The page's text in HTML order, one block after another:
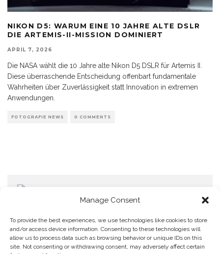
Manage Consent
To provide the best experiences, we use technologies like cookies to store
and/or access device information. Consenting to these technologies will
allow us to process data such as browsing behavior or unique IDs on this
site. Not consenting or withdrawing consent, may adversely affect certain
NIKON D5: WARUM EINE 10 JAHRE ALTE DSLR
DIE ARTEMIS-II-MISSION DOMINIERT
APRIL 7, 2026
Die NASA wählt die 10 Jahre alte Nikon D5 DSLR für Artemis II.
Diese überraschende Entscheidung offenbart fundamentale
Wahrheiten über Zuverlässigkeit statt Innovation in extremen
Anwendungen.
FOTOGRAFIE NEWS 0 COMMENTS
Home
Datenschutzerklärung
Impressum
Cookie Policy (EU)